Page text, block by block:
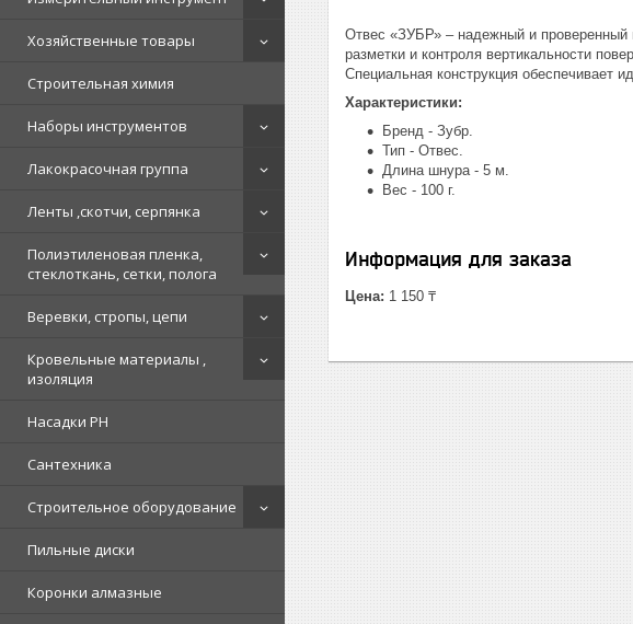
Хозяйственные товары
Строительная химия
Наборы инструментов
Лакокрасочная группа
Ленты ,скотчи, серпянка
Полиэтиленовая пленка,
стеклоткань, сетки, полога
Веревки, стропы, цепи
Кровельные материалы ,
изоляция
Насадки PH
Сантехника
Строительное оборудование
Пильные диски
Коронки алмазные
Отвес «ЗУБР» – надежный и проверенный
разметки и контроля вертикальности
Специальная конструкция обеспечивает
Характеристики:
Бренд - Зубр.
Тип - Отвес.
Длина шнура - 5 м.
Вес - 100 г.
Информация для заказа
Цена: 1 150 ₸